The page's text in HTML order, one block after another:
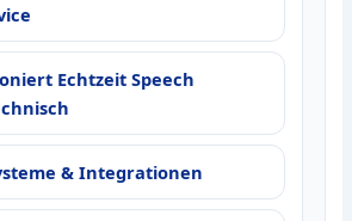
Echtzeit Speech
& Integrationen